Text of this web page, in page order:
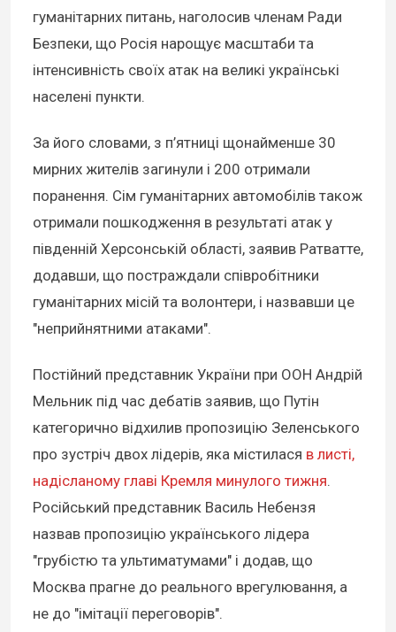
гуманітарних питань, наголосив членам Ради
Безпеки, що Росія нарощує масштаби та
інтенсивність своїх атак на великі українські
населені пункти.
За його словами, з п’ятниці щонайменше 30
мирних жителів загинули і 200 отримали
поранення. Сім гуманітарних автомобілів також
отримали пошкодження в результаті атак у
південній Херсонській області, заявив Ратватте,
додавши, що постраждали співробітники
гуманітарних місій та волонтери, і назвавши це
"неприйнятними атаками".
Постійний представник України при ООН Андрій
Мельник під час дебатів заявив, що Путін
категорично відхилив пропозицію Зеленського
про зустріч двох лідерів, яка містилася в листі,
надісланому главі Кремля минулого тижня.
Російський представник Василь Небензя
назвав пропозицію українського лідера
"грубістю та ультиматумами" і додав, що
Москва прагне до реального врегулювання, а
не до "імітації переговорів".